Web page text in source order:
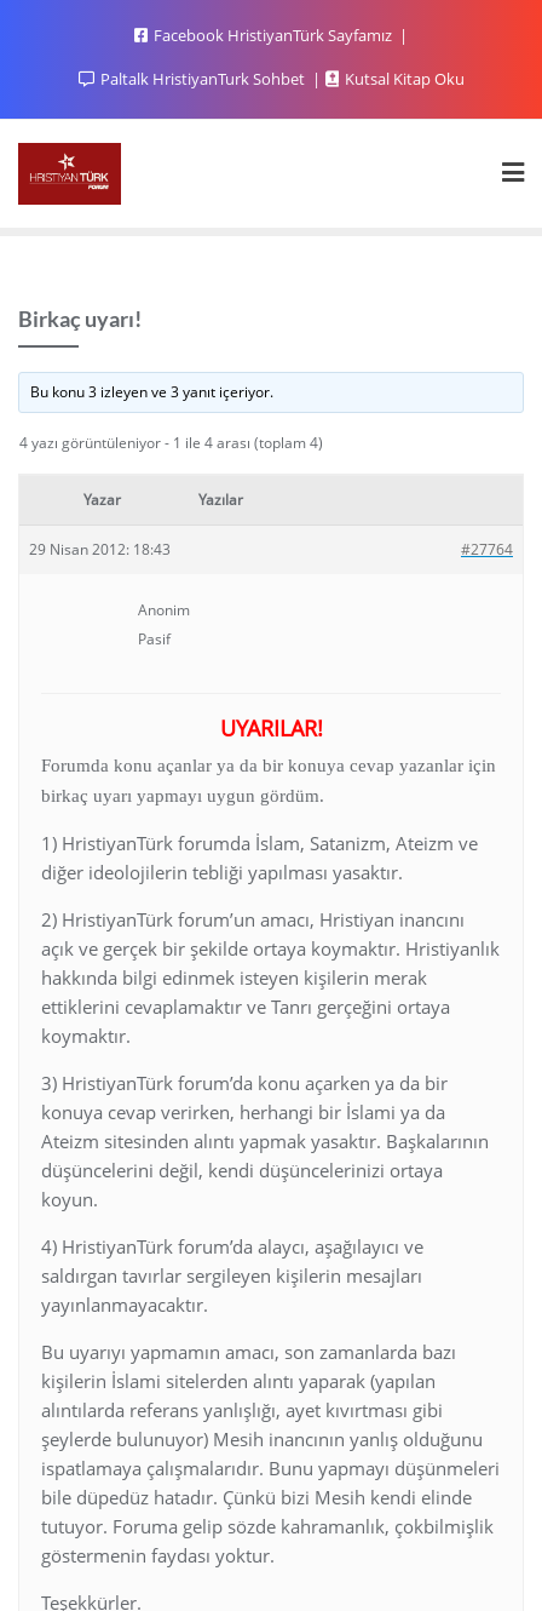
Facebook HristiyanTürk Sayfamız
Paltalk HristiyanTurk Sohbet
Kutsal Kitap Oku
Birkaç uyarı!
Bu konu 3 izleyen ve 3 yanıt içeriyor.
4 yazı görüntüleniyor - 1 ile 4 arası (toplam 4)
Yazar Yazılar
29 Nisan 2012: 18:43 #27764
Anonim
Pasif
UYARILAR!
Forumda konu açanlar ya da bir konuya cevap yazanlar için
birkaç uyarı yapmayı uygun gördüm.
1) HristiyanTürk forumda İslam, Satanizm, Ateizm ve
diğer ideolojilerin tebliği yapılması yasaktır.
2) HristiyanTürk forum’un amacı, Hristiyan inancını
açık ve gerçek bir şekilde ortaya koymaktır. Hristiyanlık
hakkında bilgi edinmek isteyen kişilerin merak
ettiklerini cevaplamaktır ve Tanrı gerçeğini ortaya
koymaktır.
3) HristiyanTürk forum’da konu açarken ya da bir
konuya cevap verirken, herhangi bir İslami ya da
Ateizm sitesinden alıntı yapmak yasaktır. Başkalarının
düşüncelerini değil, kendi düşüncelerinizi ortaya
koyun.
4) HristiyanTürk forum’da alaycı, aşağılayıcı ve
saldırgan tavırlar sergileyen kişilerin mesajları
yayınlanmayacaktır.
Bu uyarıyı yapmamın amacı, son zamanlarda bazı
kişilerin İslami sitelerden alıntı yaparak (yapılan
alıntılarda referans yanlışlığı, ayet kıvırtması gibi
şeylerde bulunuyor) Mesih inancının yanlış olduğunu
ispatlamaya çalışmalarıdır. Bunu yapmayı düşünmeleri
bile düpedüz hatadır. Çünkü bizi Mesih kendi elinde
tutuyor. Foruma gelip sözde kahramanlık, çokbilmişlik
göstermenin faydası yoktur.
Teşekkürler.